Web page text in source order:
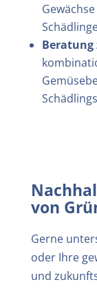
Beratung
von
Gerne
oder Ihre
und